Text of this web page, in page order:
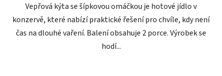
Vepřová kýta se šípkovou omáčkou je hotové jídlo v
konzervě, které nabízí praktické řešení pro chvíle, kdy není
čas na dlouhé vaření. Balení obsahuje 2 porce. Výrobek se
hodí...